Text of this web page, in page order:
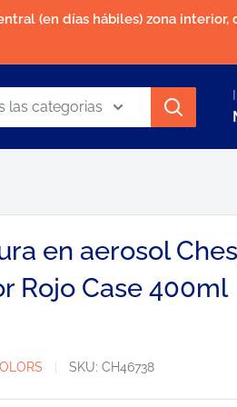
(en días hábiles) zona
las categorias
en aerosol
Rojo Case 400ml
SKU: CH46738